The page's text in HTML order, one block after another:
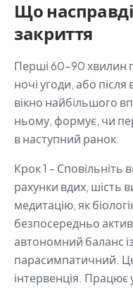
Що
закриття
Перші 60-90 хвилин
ночі угоди, або
вікно найбільшого
ньому, формує, чи
в наступний ранок.
Крок 1 -
рахунки вдих, шість
медитацію, як
безпосередньо
автономний баланс
парасимпатичний.
інтервенція. Працює